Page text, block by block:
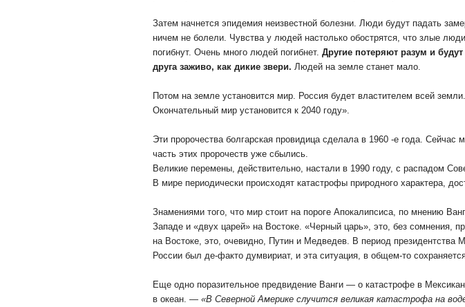
Затем начнется эпидемия неизвестной болезни. Люди будут падать
ничем не болели. Чувства у людей настолько обострятся, что злые
погибнут. Очень много людей погибнет. Другие потеряют разум и
друга заживо, как дикие звери. Людей на земле станет мало.
Потом на земле установится мир. Россия будет властителем всей
Окончательный мир установится к 2040 году».
Эти пророчества болгарская провидица сделала в 1960 -е года.
часть этих пророчеств уже сбылись.
Великие перемены, действительно, настали в 1990 году, с распадом
В мире периодически происходят катастрофы природного характера,
Знамениями того, что мир стоит на пороге Апокалипсиса, по мнению
Западе и «двух царей» на Востоке. «Черный царь», это, без сомнения,
на Востоке, это, очевидно, Путин и Медведев. В период президентства
России был де-факто думвириат, и эта ситуация, в общем-то
Еще одно поразительное предвидение Ванги — о катастрофе в
в океан. — «В Северной Америке случится великая катастрофа на